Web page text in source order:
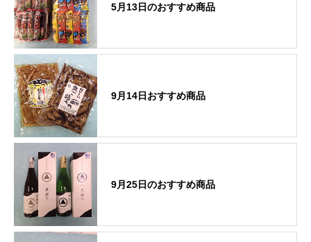
5月13日のおすすめ商品
9月14日おすすめ商品
9月25日のおすすめ商品